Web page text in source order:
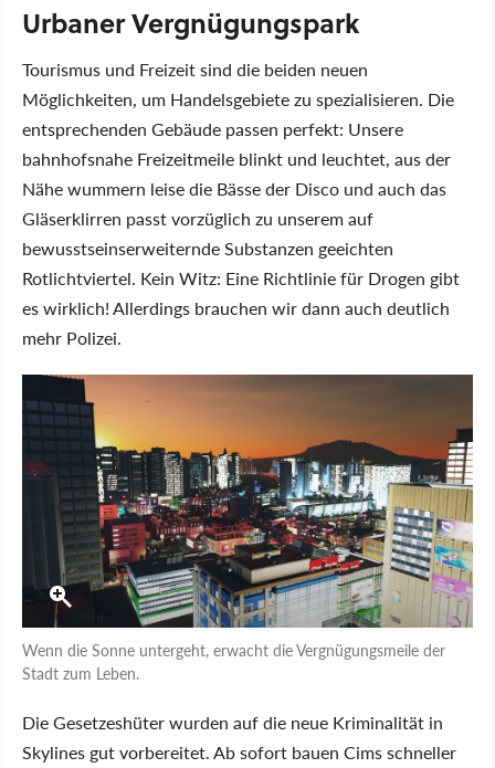
Urbaner Vergnügungspark
Tourismus und Freizeit sind die beiden neuen
Möglichkeiten, um Handelsgebiete zu spezialisieren. Die
entsprechenden Gebäude passen perfekt: Unsere
bahnhofsnahe Freizeitmeile blinkt und leuchtet, aus der
Nähe wummern leise die Bässe der Disco und auch das
Gläserklirren passt vorzüglich zu unserem auf
bewusstseinserweiternde Substanzen geeichten
Rotlichtviertel. Kein Witz: Eine Richtlinie für Drogen gibt
es wirklich! Allerdings brauchen wir dann auch deutlich
mehr Polizei.
Wenn die Sonne untergeht, erwacht die Vergnügungsmeile der
Stadt zum Leben.
Die Gesetzeshüter wurden auf die neue Kriminalität in
Skylines gut vorbereitet. Ab sofort bauen Cims schneller